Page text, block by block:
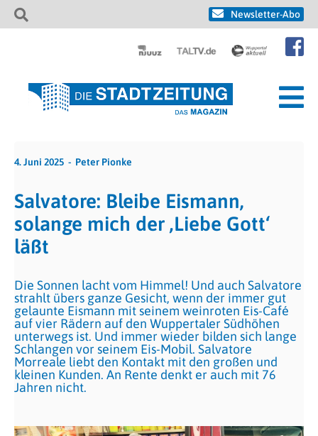
Newsletter-Abo
4. Juni 2025 Peter Pionke
Salvatore: Bleibe Eismann,
solange mich der ‚Liebe Gott‘
läßt
Die Sonnen lacht vom Himmel! Und auch Salvatore
strahlt übers ganze Gesicht, wenn der immer gut
gelaunte Eismann mit seinem weinroten Eis-Café
auf vier Rädern auf den Wuppertaler Südhöhen
unterwegs ist. Und immer wieder bilden sich lange
Schlangen vor seinem Eis-Mobil. Salvatore
Morreale liebt den Kontakt mit den großen und
kleinen Kunden. An Rente denkt er auch mit 76
Jahren nicht.